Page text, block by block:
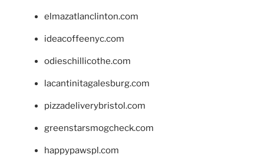
elmazatlanclinton.com
ideacoffeenyc.com
odieschillicothe.com
lacantinitagalesburg.com
pizzadeliverybristol.com
greenstarsmogcheck.com
happypawspl.com